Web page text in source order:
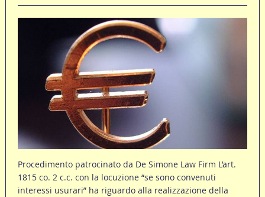
Procedimento patrocinato da De Simone Law Firm L’art.
1815 co. 2 c.c. con la locuzione “se sono convenuti
interessi usurari” ha riguardo alla realizzazione della